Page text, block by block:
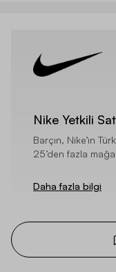
Nike Yetkili
Barçın, Nike’ın
25’den fazla
Daha fazla bilgi